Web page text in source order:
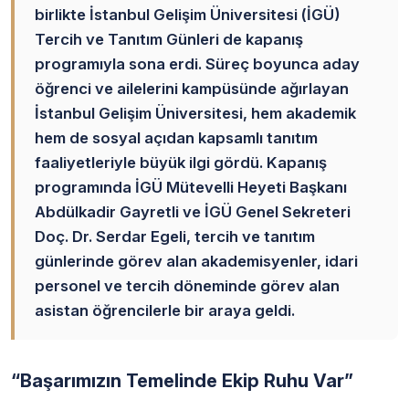
birlikte İstanbul Gelişim Üniversitesi (İGÜ)
Tercih ve Tanıtım Günleri de kapanış
programıyla sona erdi. Süreç boyunca aday
öğrenci ve ailelerini kampüsünde ağırlayan
İstanbul Gelişim Üniversitesi, hem akademik
hem de sosyal açıdan kapsamlı tanıtım
faaliyetleriyle büyük ilgi gördü. Kapanış
programında İGÜ Mütevelli Heyeti Başkanı
Abdülkadir Gayretli ve İGÜ Genel Sekreteri
Doç. Dr. Serdar Egeli, tercih ve tanıtım
günlerinde görev alan akademisyenler, idari
personel ve tercih döneminde görev alan
asistan öğrencilerle bir araya geldi.
“Başarımızın Temelinde Ekip Ruhu Var”